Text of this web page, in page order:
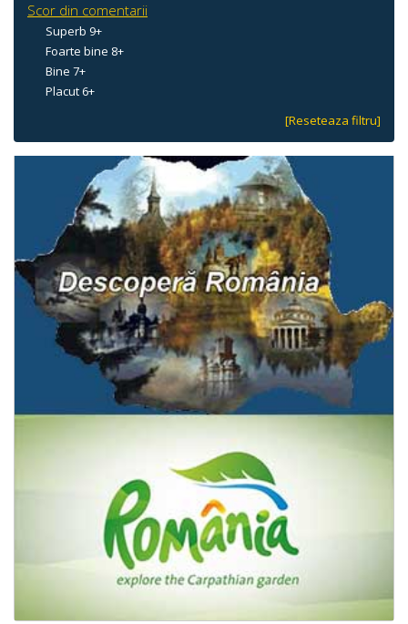
Scor din comentarii
Superb 9+
Foarte bine 8+
Bine 7+
Placut 6+
[Reseteaza filtru]